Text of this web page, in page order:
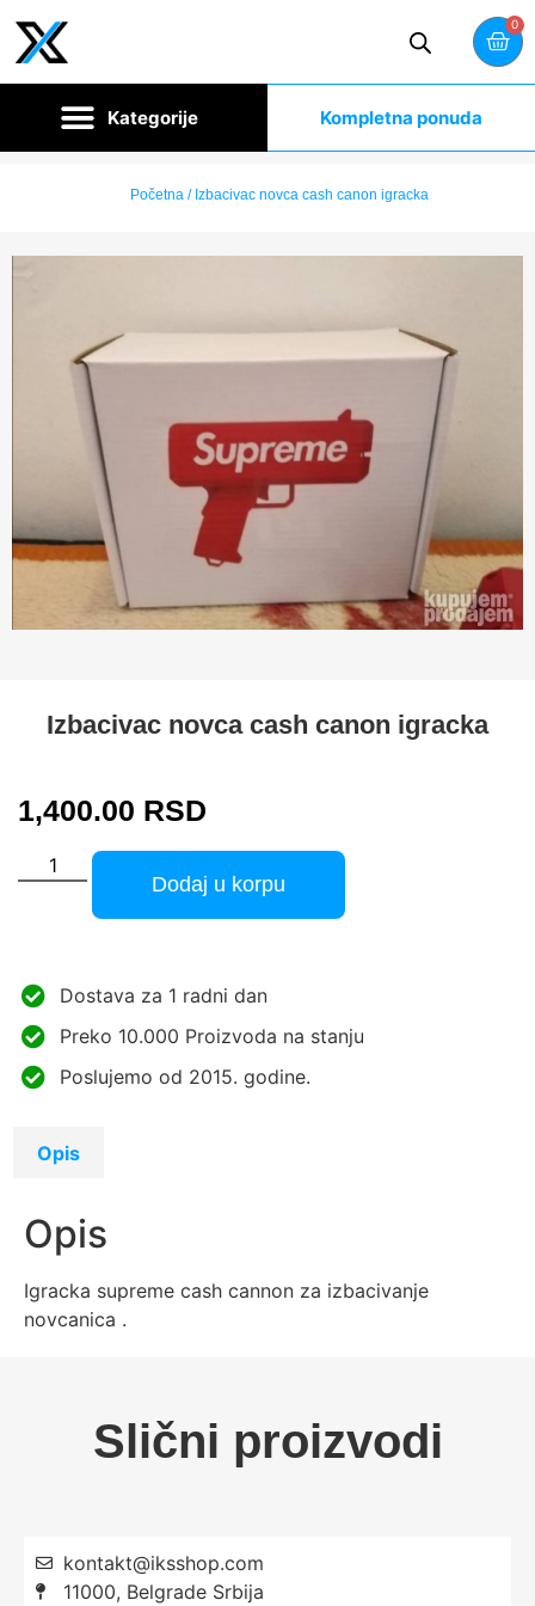
0
Kompletna ponuda
Početna / Izbacivac novca cash canon igracka
Izbacivac novca cash canon igracka
1,400.00 RSD
Dodaj u korpu
Dostava za 1 radni dan
Preko 10.000 Proizvoda na stanju
Poslujemo od 2015. godine.
Opis
Opis
Igracka supreme cash cannon za izbacivanje
novcanica .
Slični proizvodi
kontakt@iksshop.com
11000, Belgrade Srbija